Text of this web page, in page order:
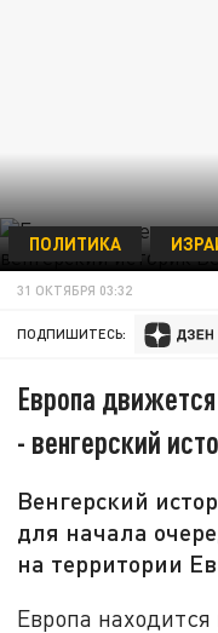
ПОЛИТИКА
31 ОКТЯБРЯ 03:32
ПОДПИШИТЕСЬ:
Европа
- венгерский
Венгерский
для начала
на территории
Европа